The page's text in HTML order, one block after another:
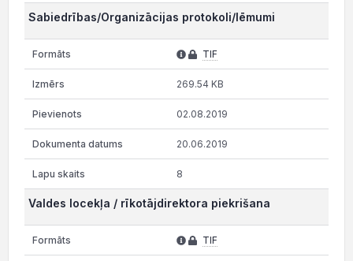
Sabiedrības/Organizācijas protokoli/lēmumi
TIF
269.54 KB
02.08.2019
20.06.2019
8
Valdes locekļa / rīkotājdirektora piekrišana
TIF